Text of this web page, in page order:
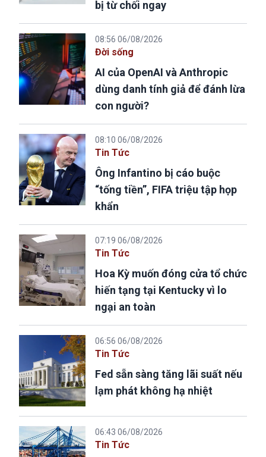
bị từ chối ngay
08:56 06/08/2026
Đời sống
AI của OpenAI và Anthropic
dùng danh tính giả để đánh lừa
con người?
08:10 06/08/2026
Tin Tức
Ông Infantino bị cáo buộc
“tống tiền”, FIFA triệu tập họp
khẩn
07:19 06/08/2026
Tin Tức
Hoa Kỳ muốn đóng cửa tổ chức
hiến tạng tại Kentucky vì lo
ngại an toàn
06:56 06/08/2026
Tin Tức
Fed sẵn sàng tăng lãi suất nếu
lạm phát không hạ nhiệt
06:43 06/08/2026
Tin Tức